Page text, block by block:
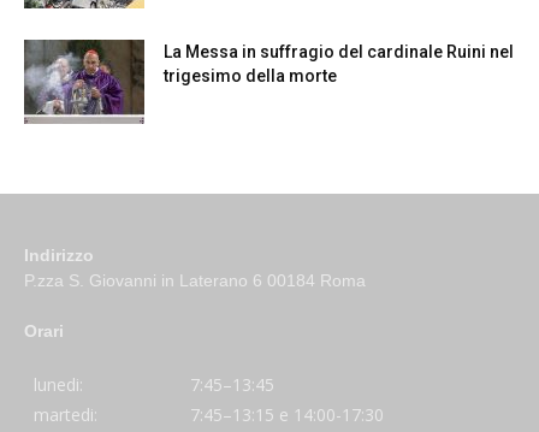
La Messa in suffragio del cardinale Ruini nel
trigesimo della morte
Indirizzo
P.zza S. Giovanni in Laterano 6 00184 Roma
Orari
lunedi:
7:45–13:45
martedi:
7:45–13:15 e 14:00-17:30